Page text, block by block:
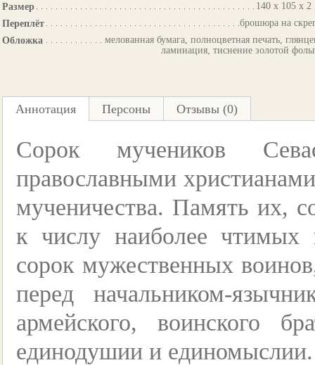
Размер
140 х 105 х
Переплёт
брошюра на
Обложка
мелованная бумага, полноцветная печать,
ламинация, тиснение золотой
Аннотация Персоны Отзывы (0)
Сорок мучеников
православными
мученичества. Память их,
к числу наиболее чтимых
сорок мужественных
перед начальником-
армейского, воинского
единодушии и единомыслии.